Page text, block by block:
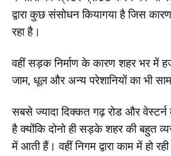
द्वारा कुछ संसोधन कियागया है जिस
रहा है।
वहीं सड़क निर्माण के कारण शहर भर में
जाम, धूल और अन्य परेशानियों का भी
सबसे ज्यादा दिक्कत गढ़ रोड और वेस्टर्न
है क्योंकि दोनो ही सड़के शहर की बहुत
में आती हैं। वहीं निगम द्वारा काम में हो